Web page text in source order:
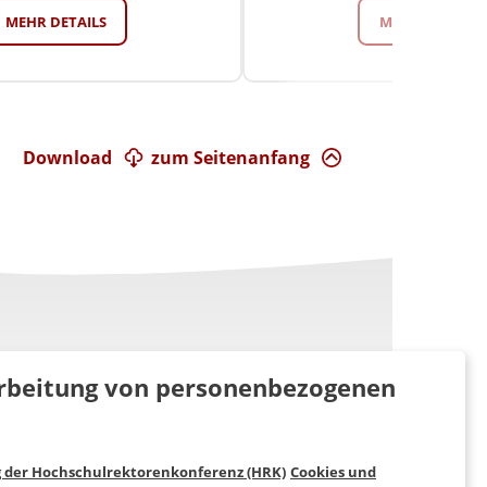
MEHR DETAILS MEHR DETAILS
zum Seitenanfang
Download
von personenbezogenen
Hochschulrektorenkonferenz (HRK) Cookies und